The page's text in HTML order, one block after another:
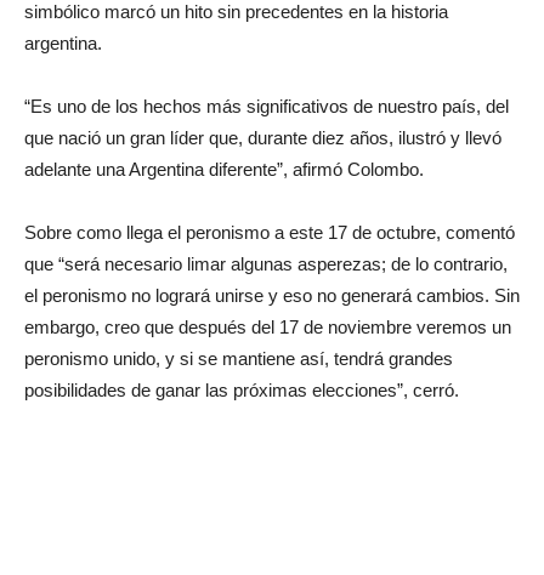
simbólico marcó un hito sin precedentes en la historia
argentina.
“Es uno de los hechos más significativos de nuestro país, del
que nació un gran líder que, durante diez años, ilustró y llevó
adelante una Argentina diferente”, afirmó Colombo.
Sobre como llega el peronismo a este 17 de octubre, comentó
que “será necesario limar algunas asperezas; de lo contrario,
el peronismo no logrará unirse y eso no generará cambios. Sin
embargo, creo que después del 17 de noviembre veremos un
peronismo unido, y si se mantiene así, tendrá grandes
posibilidades de ganar las próximas elecciones”, cerró.